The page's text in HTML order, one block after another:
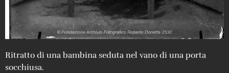
Ritratto di una bambina seduta nel vano di una porta
socchiusa.